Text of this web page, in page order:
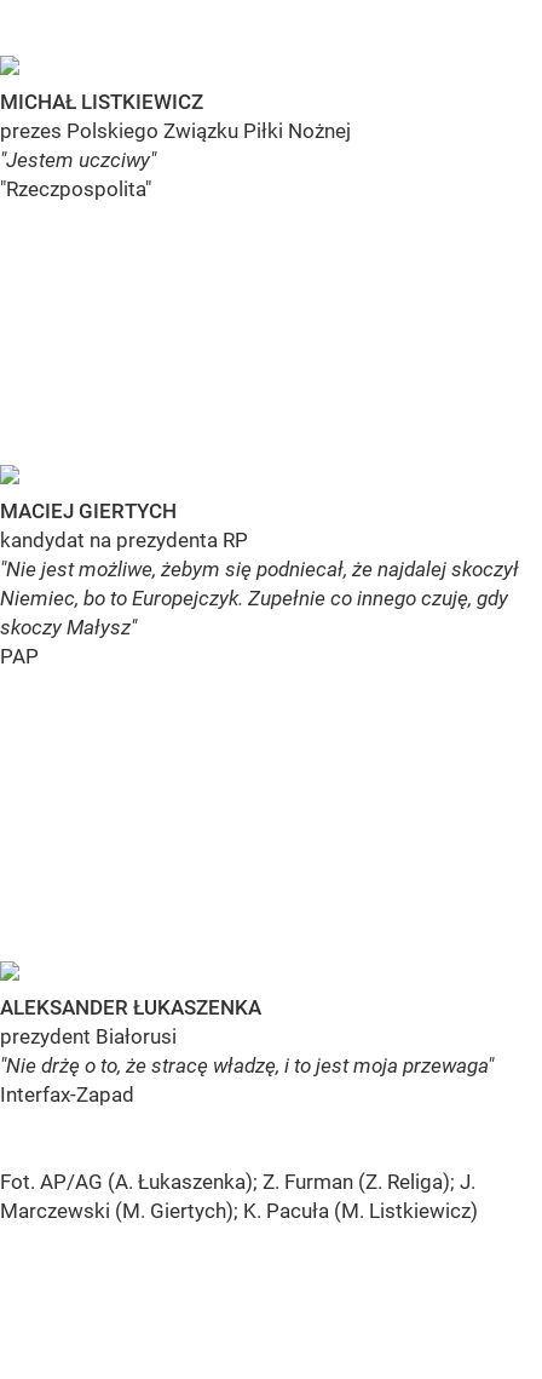
MICHAŁ LISTKIEWICZ
prezes Polskiego Związku Piłki Nożnej
"Jestem uczciwy"
"Rzeczpospolita"
MACIEJ GIERTYCH
kandydat na prezydenta RP
"Nie jest możliwe, żebym się podniecał, że najdalej skoczył
Niemiec, bo to Europejczyk. Zupełnie co innego czuję, gdy
skoczy Małysz"
PAP
ALEKSANDER ŁUKASZENKA
prezydent Białorusi
"Nie drżę o to, że stracę władzę, i to jest moja przewaga"
Interfax-Zapad
Fot. AP/AG (A. Łukaszenka); Z. Furman (Z. Religa); J.
Marczewski (M. Giertych); K. Pacuła (M. Listkiewicz)